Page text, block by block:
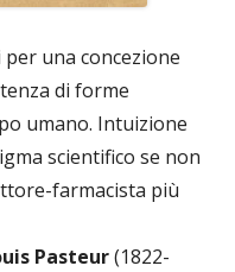
una concezione
di forme
umano. Intuizione
scientifico se non
farmacista più
Pasteur(1822-